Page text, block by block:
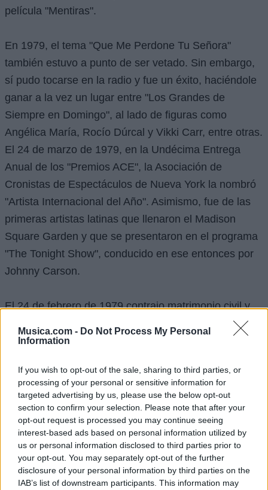
Musica.com - Do Not Process My Personal
Information
If you wish to opt-out of the sale, sharing to third parties, or
processing of your personal or sensitive information for
targeted advertising by us, please use the below opt-out
section to confirm your selection. Please note that after your
opt-out request is processed you may continue seeing
interest-based ads based on personal information utilized by
us or personal information disclosed to third parties prior to
your opt-out. You may separately opt-out of the further
disclosure of your personal information by third parties on the
IAB’s list of downstream participants. This information may
película "Mentiras".
En 1979, el tema "Que Me Perdone Tu Señora"
también estuvo a punto de ser vetado. Sin embargo,
sí pudo tocarse en la radio y fue un éxito, haciéndole
ganar a la vez un lugar entre "Los Grandes de
Siempre en Domingo", al lado de figuras como
Angélica María, Rocío Dúrcal y Vikki Carr, entre otras.
El 24 de marzo de 1979, en la Undécima Entrega
Anual de los "Premios ACE", la Asociación de
Cronistas de Espectáculos de Nueva York la nombró
"Artista Internacional del Año". Asimismo, fue de las
primeras artistas latinas que llenaron el Madison
Square Garden y que se presentaron en el programa
"The Tonight Show", conducido en ese entonces por
Johnny Carson.
El 24 de febrero de 1979 contrajo matrimonio civil y
religioso con Guillermo Diestel Pasquel, y el 1 de
marzo de 1980 nació su hija, Erika. En 1983 sufrió la
meses, a consecuencia de los constantes maltratos
de su esposo.
En 1985 grabó un disco titulado "Manoella Torres '85",
cuya portada mostraba un completo cambio de
imagen: Se cortó el cabello, se puso una camiseta de
fútbol americano, y posó de un modo sexy. A raíz de